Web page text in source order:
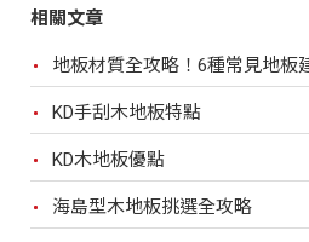
相關文章
KD手刮木地板特點
KD木地板優點
海島型木地板挑選全攻略